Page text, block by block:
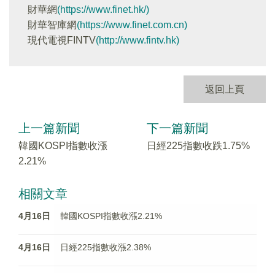
財華網(https://www.finet.hk/)
財華智庫網(https://www.finet.com.cn)
現代電視FINTV(http://www.fintv.hk)
返回上頁
上一篇新聞
韓國KOSPI指數收漲
2.21%
下一篇新聞
日經225指數收跌1.75%
相關文章
4月16日 韓國KOSPI指數收漲2.21%
4月16日 日經225指數收漲2.38%